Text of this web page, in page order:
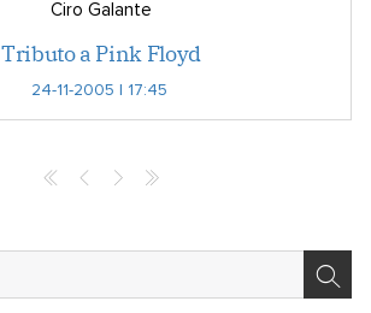
Ciro Galante
Tributo a Pink Floyd
24-11-2005 | 17:45